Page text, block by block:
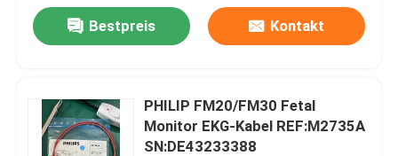
Bestpreis Kontakt
PHILIP FM20/FM30 Fetal
Monitor EKG-Kabel REF:M2735A
SN:DE43233388